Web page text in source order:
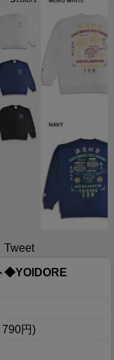
Tweet
◆YOIDORE
円)